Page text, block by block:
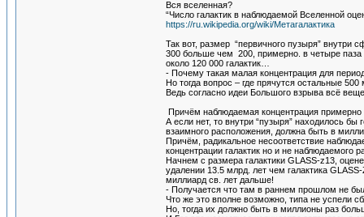
Вся вселенная?
“Число галактик в наблюдаемой Вселенной
https://ru.wikipedia.org/wiki/Метагалактика
Так вот, размер “первичного пузыря” внутри
300 больше чем 200, примерно. в четыре паза
около 120 000 галактик…
- Почему такая малая концентрация для
Но тогда вопрос – где прячутся остальные
Ведь согласно идеи Большого взрыва всё
Причём наблюдаемая концентрация
А если нет, то внутри “пузыря” находилось
взаимного расположения, должна быть в
Причём, радикальное несоответствие
концентрации галактик но и не наблюдаемого
Начнем с размера галактики GLASS-z13,
удалении 13.5 млрд. лет чем галактика
миллиард св. лет дальше!
- Получается что там в раннем прошлом не
Что же это вполне возможно, типа не успели
Но, тогда их должно быть в миллионы раз